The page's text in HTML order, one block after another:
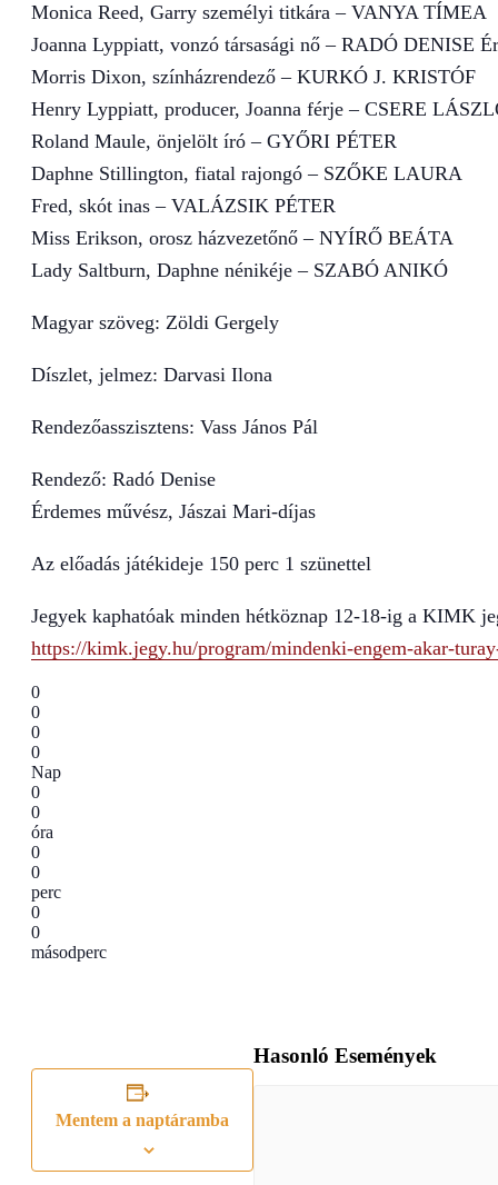
Monica Reed, Garry személyi titkára – VANYA TÍMEA
Joanna Lyppiatt, vonzó társasági nő – RADÓ DENISE
Morris Dixon, színházrendező – KURKÓ J. KRISTÓF
Henry Lyppiatt, producer, Joanna férje – CSERE
Roland Maule, önjelölt író – GYŐRI PÉTER
Daphne Stillington, fiatal rajongó – SZŐKE LAURA
Fred, skót inas – VALÁZSIK PÉTER
Miss Erikson, orosz házvezetőnő – NYÍRŐ BEÁTA
Lady Saltburn, Daphne nénikéje – SZABÓ ANIKÓ
Magyar szöveg: Zöldi Gergely
Díszlet, jelmez: Darvasi Ilona
Rendezőasszisztens: Vass János Pál
Rendező: Radó Denise
Érdemes művész, Jászai Mari-díjas
Az előadás játékideje 150 perc 1 szünettel
Jegyek kaphatóak minden hétköznap 12-18-ig a KIMK
https://kimk.jegy.hu/program/mindenki-engem-akar-
0
0
0
0
Nap
0
0
óra
0
0
perc
0
0
másodperc
Mentem a naptáramba
Hasonló Események